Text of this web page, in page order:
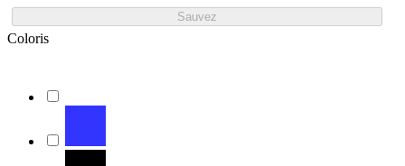
Sauvez
Coloris